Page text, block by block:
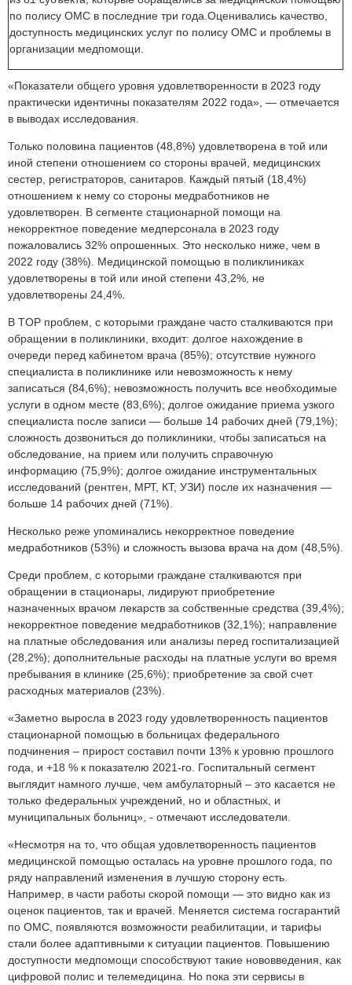
по полису ОМС в последние три года.Оценивались качество,
доступность медицинских услуг по полису ОМС и проблемы в
организации медпомощи.
«Показатели общего уровня удовлетворенности в 2023 году
практически идентичны показателям 2022 года», — отмечается
в выводах исследования.
Только половина пациентов (48,8%) удовлетворена в той или
иной степени отношением со стороны врачей, медицинских
сестер, регистраторов, санитаров. Каждый пятый (18,4%)
отношением к нему со стороны медработников не
удовлетворен. В сегменте стационарной помощи на
некорректное поведение медперсонала в 2023 году
пожаловались 32% опрошенных. Это несколько ниже, чем в
2022 году (38%). Медицинской помощью в поликлиниках
удовлетворены в той или иной степени 43,2%, не
удовлетворены 24,4%.
В ТOP проблем, с которыми граждане часто сталкиваются при
обращении в поликлиники, входит: долгое нахождение в
очереди перед кабинетом врача (85%); отсутствие нужного
специалиста в поликлинике или невозможность к нему
записаться (84,6%); невозможность получить все необходимые
услуги в одном месте (83,6%); долгое ожидание приема узкого
специалиста после записи — больше 14 рабочих дней (79,1%);
сложность дозвониться до поликлиники, чтобы записаться на
обследование, на прием или получить справочную
информацию (75,9%); долгое ожидание инструментальных
исследований (рентген, МРТ, КТ, УЗИ) после их назначения —
больше 14 рабочих дней (71%).
Несколько реже упоминались некорректное поведение
медработников (53%) и сложность вызова врача на дом (48,5%).
Среди проблем, с которыми граждане сталкиваются при
обращении в стационары, лидируют приобретение
назначенных врачом лекарств за собственные средства (39,4%);
некорректное поведение медработников (32,1%); направление
на платные обследования или анализы перед госпитализацией
(28,2%); дополнительные расходы на платные услуги во время
пребывания в клинике (25,6%); приобретение за свой счет
расходных материалов (23%).
«Заметно выросла в 2023 году удовлетворенность пациентов
стационарной помощью в больницах федерального
подчинения – прирост составил почти 13% к уровню прошлого
года, и +18 % к показателю 2021-го. Госпитальный сегмент
выглядит намного лучше, чем амбулаторный – это касается не
только федеральных учреждений, но и областных, и
муниципальных больниц», - отмечают исследователи.
«Несмотря на то, что общая удовлетворенность пациентов
медицинской помощью осталась на уровне прошлого года, по
ряду направлений изменения в лучшую сторону есть.
Например, в части работы скорой помощи — это видно как из
оценок пациентов, так и врачей. Меняется система госгарантий
по ОМС, появляются возможности реабилитации, и тарифы
стали более адаптивными к ситуации пациентов. Повышению
доступности медпомощи способствуют такие нововведения, как
цифровой полис и телемедицина. Но пока эти сервисы в